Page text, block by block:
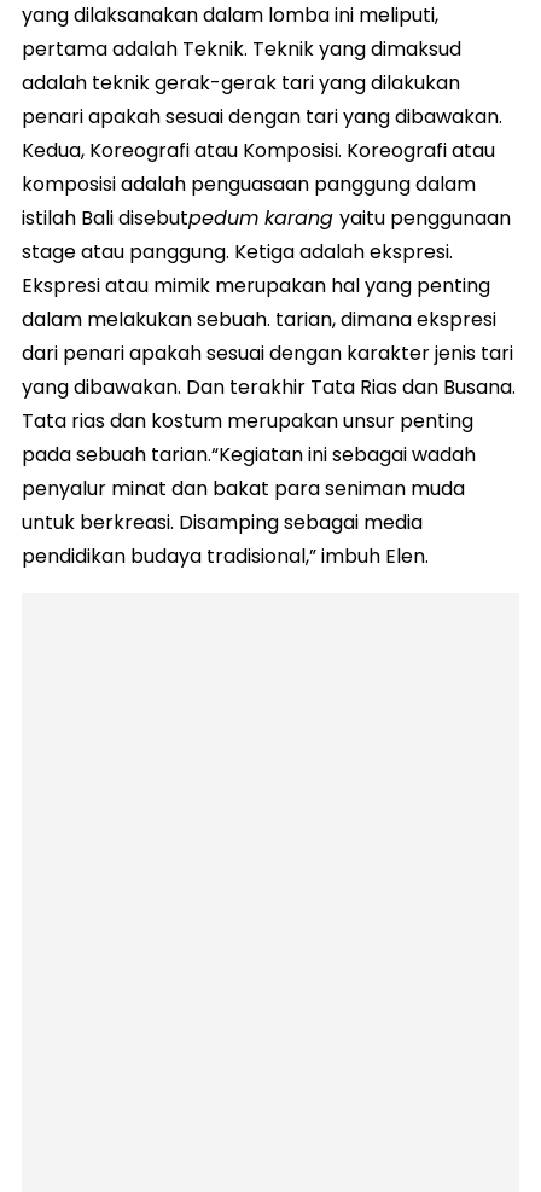
yang dilaksanakan dalam lomba ini meliputi,
pertama adalah Teknik. Teknik yang dimaksud
adalah teknik gerak-gerak tari yang dilakukan
penari apakah sesuai dengan tari yang dibawakan.
Kedua, Koreografi atau Komposisi. Koreografi atau
komposisi adalah penguasaan panggung dalam
istilah Bali disebutpedum karang yaitu penggunaan
stage atau panggung. Ketiga adalah ekspresi.
Ekspresi atau mimik merupakan hal yang penting
dalam melakukan sebuah. tarian, dimana ekspresi
dari penari apakah sesuai dengan karakter jenis tari
yang dibawakan. Dan terakhir Tata Rias dan Busana.
Tata rias dan kostum merupakan unsur penting
pada sebuah tarian.“Kegiatan ini sebagai wadah
penyalur minat dan bakat para seniman muda
untuk berkreasi. Disamping sebagai media
pendidikan budaya tradisional,” imbuh Elen.